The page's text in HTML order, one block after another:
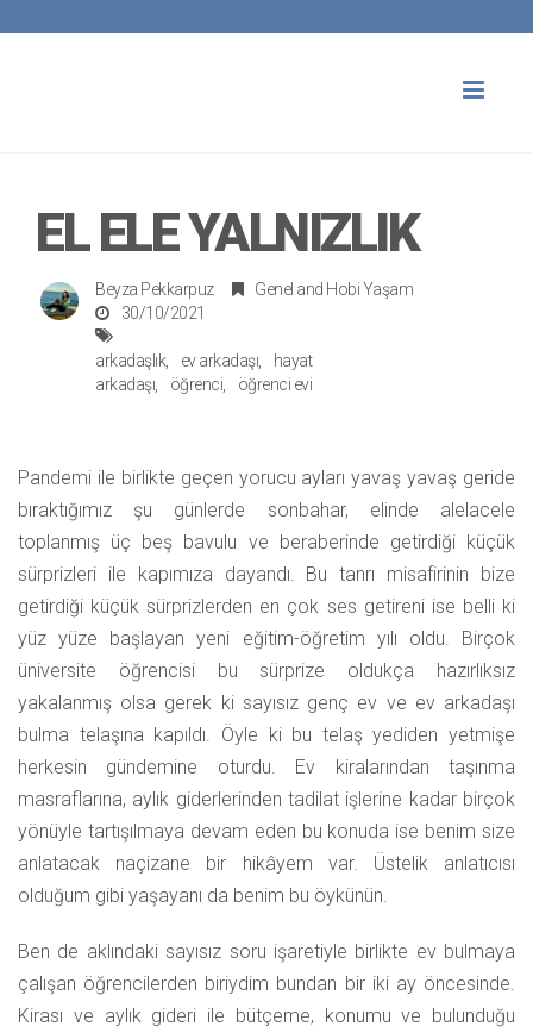
EL ELE YALNIZLIK
Beyza Pekkarpuz Genel and Hobi Yaşam
30/10/2021
arkadaşlık ev arkadaşı
hayat
arkadaşı
öğrenci öğrenci evi
Pandemi ile birlikte geçen yorucu ayları yavaş yavaş geride
bıraktığımız şu günlerde sonbahar, elinde alelacele
toplanmış üç beş bavulu ve beraberinde getirdiği küçük
sürprizleri ile kapımıza dayandı. Bu tanrı misafirinin bize
getirdiği küçük sürprizlerden en çok ses getireni ise belli ki
yüz yüze başlayan yeni eğitim-öğretim yılı oldu. Birçok
üniversite öğrencisi bu sürprize oldukça hazırlıksız
yakalanmış olsa gerek ki sayısız genç ev ve ev arkadaşı
bulma telaşına kapıldı. Öyle ki bu telaş yediden yetmişe
herkesin gündemine oturdu. Ev kiralarından taşınma
masraflarına, aylık giderlerinden tadilat işlerine kadar birçok
yönüyle tartışılmaya devam eden bu konuda ise benim size
anlatacak naçizane bir hikâyem var. Üstelik anlatıcısı
olduğum gibi yaşayanı da benim bu öykünün.
Ben de aklındaki sayısız soru işaretiyle birlikte ev bulmaya
çalışan öğrencilerden biriydim bundan bir iki ay öncesinde.
Kirası ve aylık gideri ile bütçeme, konumu ve bulunduğu